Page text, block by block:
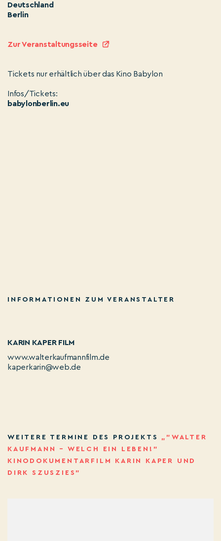
Deutschland
Berlin
Zur Veranstaltungsseite
Tickets nur erhältlich über das Kino Babylon
Infos/Tickets:
babylonberlin.eu
INFORMATIONEN ZUM VERANSTALTER
KARIN KAPER FILM
www.walterkaufmannfilm.de
kaperkarin@web.de
WEITERE TERMINE DES PROJEKTS „"WALTER
KAUFMANN – WELCH EIN LEBEN!"
KINODOKUMENTARFILM KARIN KAPER UND
DIRK SZUSZIES”